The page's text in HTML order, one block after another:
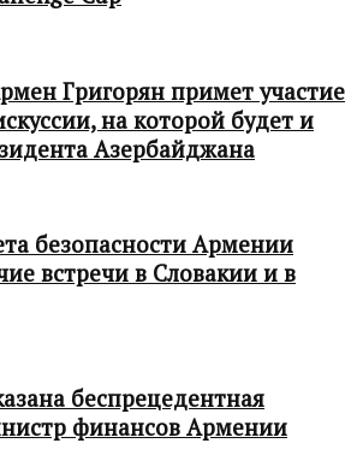
Григорян примет участие
на которой будет и
Азербайджана
безопасности Армении
встречи в Словакии и в
беспрецедентная
финансов Армении